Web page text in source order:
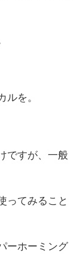
を。
ですが、一般
ってみること
ーホーミング